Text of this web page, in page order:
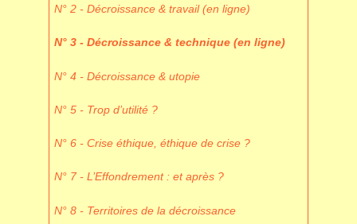
N° 2 - Décroissance & travail (en ligne)
N° 3 - Décroissance & technique (en ligne)
N° 4 - Décroissance & utopie
N° 5 - Trop d’utilité ?
N° 6 - Crise éthique, éthique de crise ?
N° 7 - L’Effondrement : et après ?
N° 8 - Territoires de la décroissance